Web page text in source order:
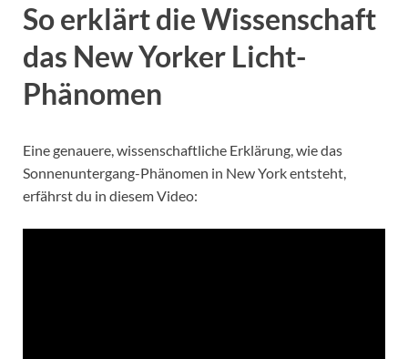
So erklärt die Wissenschaft
das New Yorker Licht-
Phänomen
Eine genauere, wissenschaftliche Erklärung, wie das
Sonnenuntergang-Phänomen in New York entsteht,
erfährst du in diesem Video: